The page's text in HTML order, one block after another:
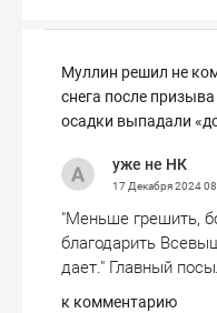
Муллин решил не
снега после
осадки выпадали
уже не НК
17 Декабря 2024
"Меньше грешить,
благодарить
дает." Главный
к комментарию